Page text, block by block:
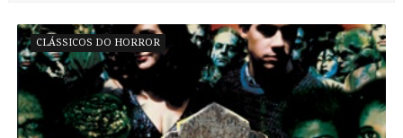
CLÁSSICOS DO HORROR